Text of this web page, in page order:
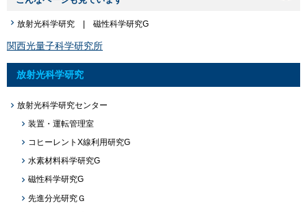
放射光科学研究 | 磁性科学研究G
関西光量子科学研究所
放射光科学研究
放射光科学研究センター
装置・運転管理室
コヒーレントX線利用研究G
水素材料科学研究G
磁性科学研究G
先進分光研究Ｇ